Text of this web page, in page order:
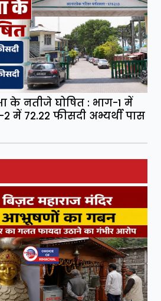
के नतीजे घोषित : भाग-1 में
में 72.22 फीसदी अभ्यर्थी पास